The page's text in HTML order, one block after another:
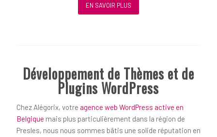
EN SAVOIR PLUS
Développement de Thèmes et de
Plugins WordPress
Chez Alégorix, votre agence web WordPress active en
Belgique mais plus particulièrement dans la région de
Presles, nous nous sommes bâtis une solide réputation en